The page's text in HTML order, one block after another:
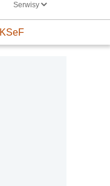
Serwisy
KSeF